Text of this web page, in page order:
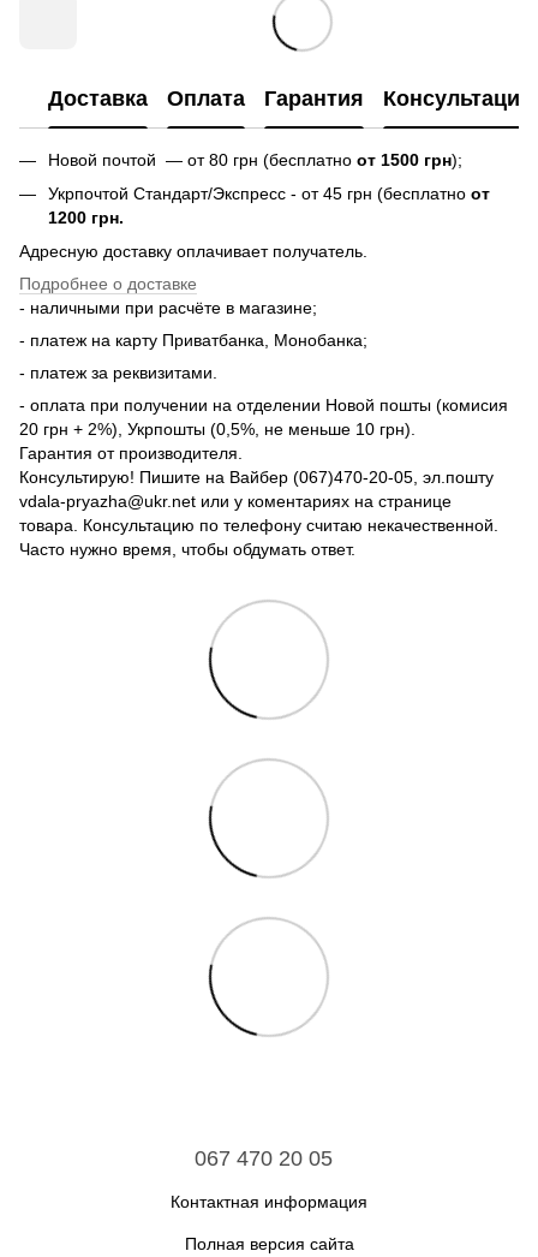
Доставка Оплата Гарантия Консультация
Новой почтой — от 80 грн (бесплатно от 1500 грн);
Укрпочтой Стандарт/Экспресс - от 45 грн (бесплатно от
1200 грн.
Адресную доставку оплачивает получатель.
Подробнее о доставке
- наличными при расчёте в магазине;
- платеж на карту Приватбанка, Монобанка;
- платеж за реквизитами.
- оплата при получении на отделении Новой пошты (комисия
20 грн + 2%), Укрпошты (0,5%, не меньше 10 грн).
Гарантия от производителя.
Консультирую! Пишите на Вайбер (067)470-20-05, эл.пошту
vdala-pryazha@ukr.net или у коментариях на странице
товара. Консультацию по телефону считаю некачественной.
Часто нужно время, чтобы обдумать ответ.
067 470 20 05
Контактная информация
Полная версия сайта